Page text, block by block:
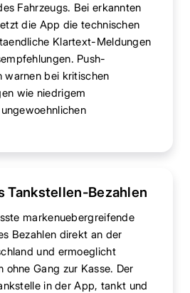
Fahrzeugs. Bei erkannten
die App die technischen
Klartext-Meldungen
Push-
warnen bei kritischen
wie niedrigem
Tankstellen-Bezahlen
markenuebergreifende
Bezahlen direkt an der
und ermoeglicht
ohne Gang zur Kasse. Der
in der App, tankt und